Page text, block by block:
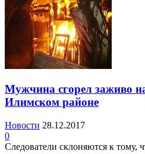
Мужчина сгорел заживо
Илимском районе
Новости 28.12.2017
0
Следователи склоняются к тому,